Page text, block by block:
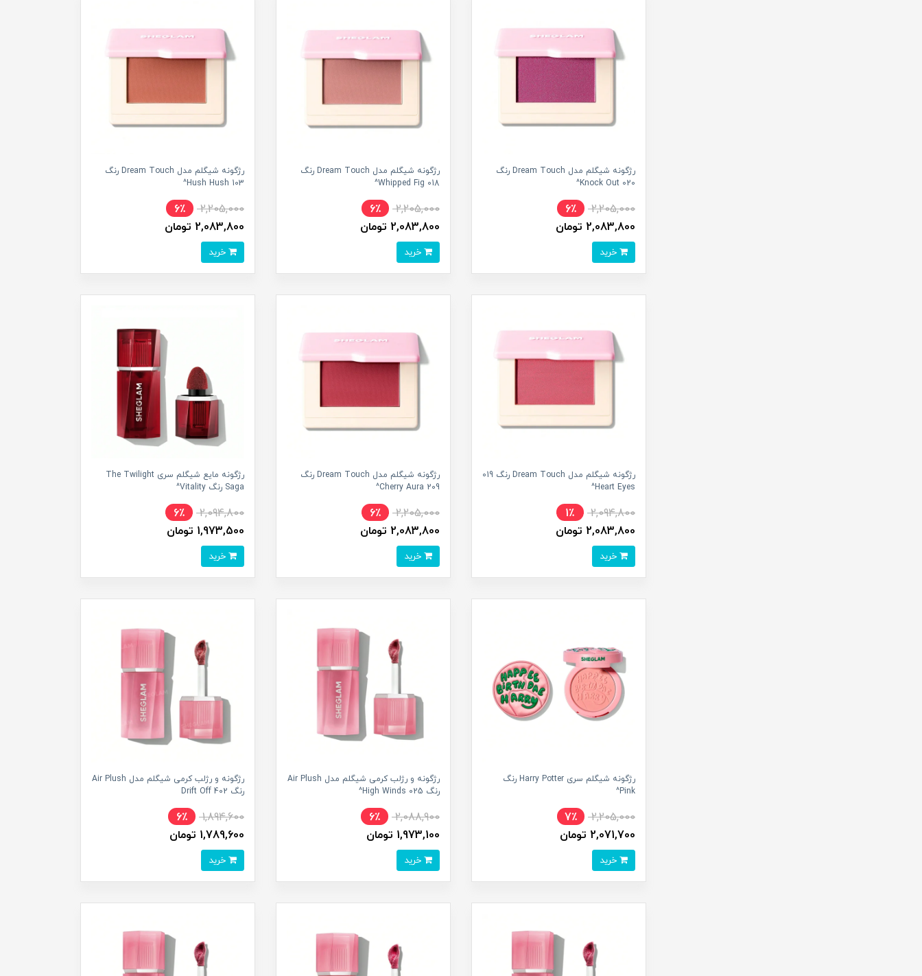
رژگونه شیگلم مدل Dream Touch رنگ
020 Knock Out^
2,205,000
6٪
2,083,800 تومان
رژگونه شیگلم مدل Dream Touch رنگ
018 Whipped Fig^
2,205,000
6٪
2,083,800 تومان
خرید
رژگونه شیگلم مدل Dream Touch رنگ
103 Hush Hush^
2,205,000
6٪
2,083,800 تومان
خرید
رژگونه شیگلم مدل Dream Touch رنگ 019
Heart Eyes^
2,094,800
1٪
2,083,800 تومان
رژگونه شیگلم مدل Dream Touch رنگ
209 Cherry Aura^
2,205,000
6٪
2,083,800 تومان
خرید
رژگونه مایع شیگلم سری The Twilight
Saga رنگ Vitality^
2,094,800
6٪
1,973,500 تومان
خرید
رژگونه شیگلم سری Harry Potter رنگ
Pink^
2,205,000
7٪
2,071,700 تومان
رژگونه و رژلب کرمی شیگلم مدل Air Plush
رنگ High Winds 025^
2,088,900
6٪
1,973,100 تومان
خرید
رژگونه و رژلب کرمی شیگلم مدل Air Plush
رنگ Drift Off 402
1,894,600
6٪
1,789,600 تومان
خرید